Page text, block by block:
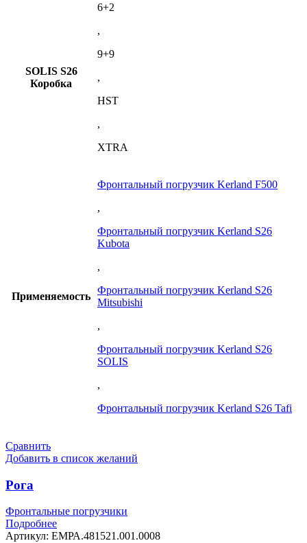
SOLIS S26
Коробка
6+2
,
9+9
,
HST
,
XTRA
Применяемость
Фронтальный погрузчик Kerland F500
,
Фронтальный погрузчик Kerland S26
Kubota
,
Фронтальный погрузчик Kerland S26
Mitsubishi
,
Фронтальный погрузчик Kerland S26
SOLIS
,
Фронтальный погрузчик Kerland S26 Tafi
Сравнить
Добавить в список желаний
Рога
Фронтальные погрузчики
Подробнее
Артикул: ЕМРА.481521.001.0008